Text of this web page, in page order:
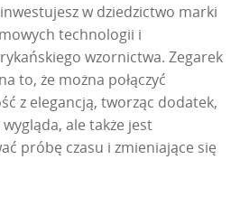
w dziedzictwo marki
technologii i
wzornictwa. Zegarek
to, że można połączyć
z elegancją, tworząc dodatek,
ale także jest
próbę czasu i zmieniające się